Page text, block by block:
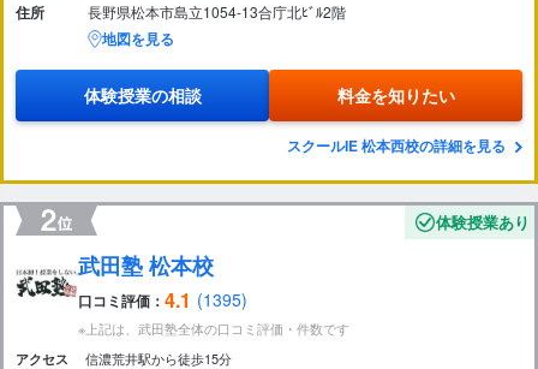
住所 長野県松本市島立1054-13合庁北ﾋﾞﾙ2階
地図を見る
体験授業の相談 料金を知りたい
スクールIE 松本西校の詳細を見る
体験授業あり
武田塾 松本校
口コミ評価： 4.1 (1395)
※上記は、武田塾全体の口コミ評価・件数です
アクセス 信濃荒井駅から徒歩15分